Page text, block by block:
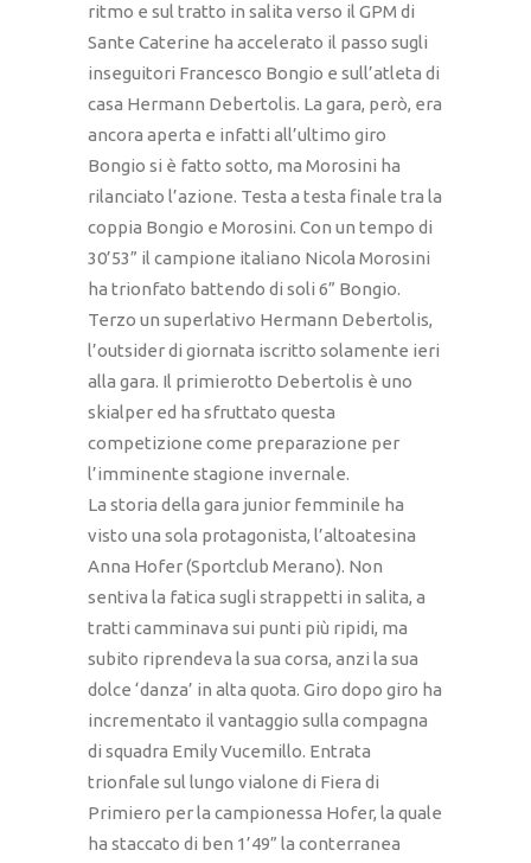
ritmo e sul tratto in salita verso il GPM di
Sante Caterine ha accelerato il passo sugli
inseguitori Francesco Bongio e sull’atleta di
casa Hermann Debertolis. La gara, però, era
ancora aperta e infatti all’ultimo giro
Bongio si è fatto sotto, ma Morosini ha
rilanciato l’azione. Testa a testa finale tra la
coppia Bongio e Morosini. Con un tempo di
30’53” il campione italiano Nicola Morosini
ha trionfato battendo di soli 6” Bongio.
Terzo un superlativo Hermann Debertolis,
l’outsider di giornata iscritto solamente ieri
alla gara. Il primierotto Debertolis è uno
skialper ed ha sfruttato questa
competizione come preparazione per
l’imminente stagione invernale.
La storia della gara junior femminile ha
visto una sola protagonista, l’altoatesina
Anna Hofer (Sportclub Merano). Non
sentiva la fatica sugli strappetti in salita, a
tratti camminava sui punti più ripidi, ma
subito riprendeva la sua corsa, anzi la sua
dolce ‘danza’ in alta quota. Giro dopo giro ha
incrementato il vantaggio sulla compagna
di squadra Emily Vucemillo. Entrata
trionfale sul lungo vialone di Fiera di
Primiero per la campionessa Hofer, la quale
ha staccato di ben 1’49” la conterranea